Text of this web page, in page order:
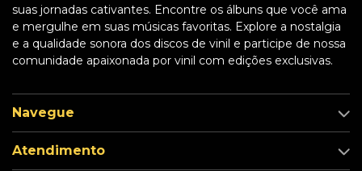
suas jornadas cativantes. Encontre os álbuns que você ama
e mergulhe em suas músicas favoritas. Explore a nostalgia
e a qualidade sonora dos discos de vinil e participe de nossa
comunidade apaixonada por vinil com edições exclusivas.
Navegue
Atendimento